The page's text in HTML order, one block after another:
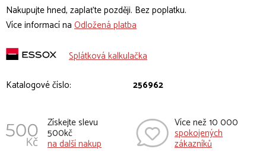
Nakupujte hned, zaplaťte později. Bez poplatku.
Více informací na Odložená platba
Splátková kalkulačka
Katalogové číslo:
256962
Získejte slevu
500kč
na další nakup
Více než 10 000
spokojených
zákazníků